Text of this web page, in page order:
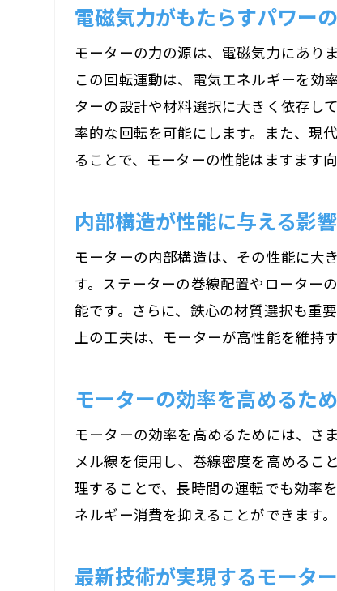
電磁気力がもたらすパワー
モーターの力の源は、電磁気力にあり
この回転運動は、電気エネルギーを効
ターの設計や材料選択に大きく依存し
率的な回転を可能にします。また、現
ることで、モーターの性能はますます
内部構造が性能に与える影響
モーターの内部構造は、その性能に大
す。ステーターの巻線配置やローター
能です。さらに、鉄心の材質選択も重
上の工夫は、モーターが高性能を維持
モーターの効率を高めるた
モーターの効率を高めるためには、さ
メル線を使用し、巻線密度を高めるこ
理することで、長時間の運転でも効率
ネルギー消費を抑えることができます。
最新技術が実現するモータ